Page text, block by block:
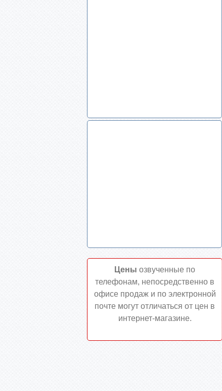
Цены озвученные по
телефонам, непосредственно в
офисе продаж и по электронной
почте могут отличаться от цен в
интернет-магазине.